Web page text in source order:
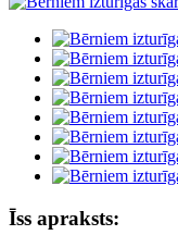
Īss apraksts: